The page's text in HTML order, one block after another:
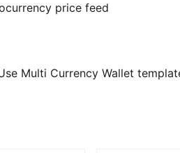
price feed
Multi Currency Wallet